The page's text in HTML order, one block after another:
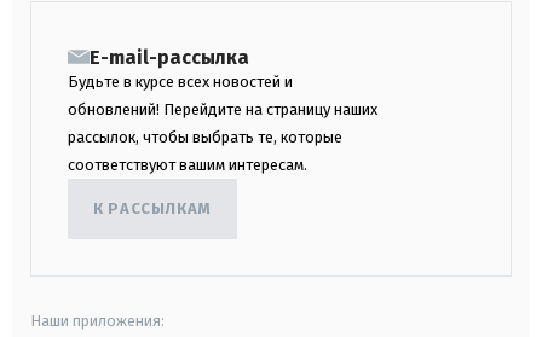
E-mail-рассылка
Будьте в курсе всех новостей и
обновлений! Перейдите на страницу наших
рассылок, чтобы выбрать те, которые
соответствуют вашим интересам.
К РАССЫЛКАМ
Наши приложения: